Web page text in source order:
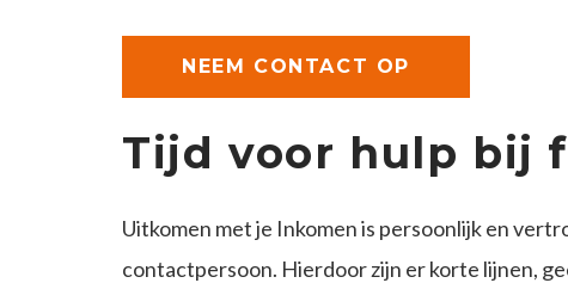
NEEM CONTACT OP
Tijd voor hulp bij
Uitkomen met je Inkomen is persoonlijk en
contactpersoon. Hierdoor zijn er korte lijnen,